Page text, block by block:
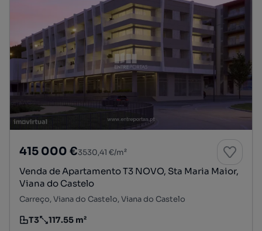
415 000 €3530,41 €/m²
Venda de Apartamento T3 NOVO, Sta Maria Maior,
Viana do Castelo
Carreço, Viana do Castelo, Viana do Castelo
Tipologia
T3
Preço por metro quadrado
117.55 m²